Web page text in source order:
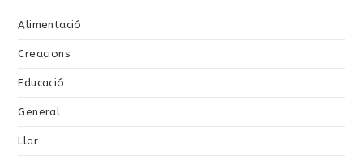
Alimentació
Creacions
Educació
General
Llar